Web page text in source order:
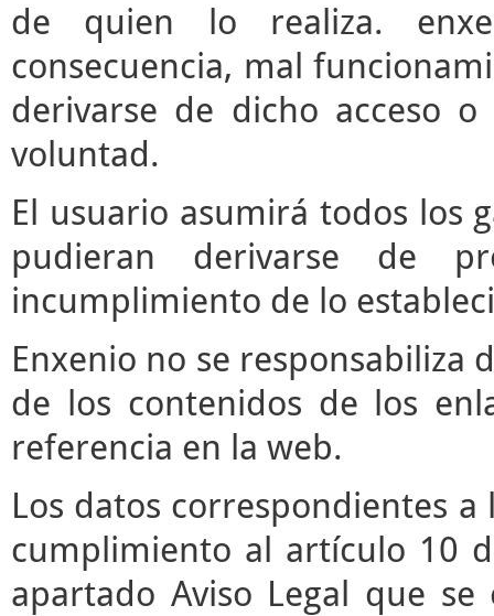
de quien lo realiza.
consecuencia, mal
derivarse de dicho acceso
voluntad.
El usuario asumirá todos los
pudieran derivarse de
incumplimiento de lo
Enxenio no se responsabiliza
de los contenidos de los
referencia en la web.
Los datos correspondientes
cumplimiento al artículo 10
apartado Aviso Legal que